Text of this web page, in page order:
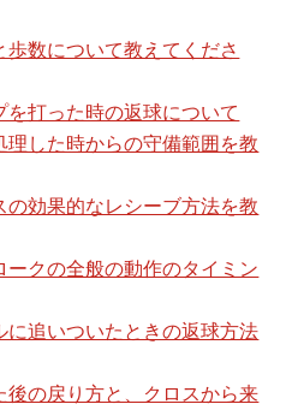
数について教えてくださ
を打った時の返球について
理した時からの守備範囲を教
の効果的なレシーブ方法を教
ークの全般の動作のタイミン
に追いついたときの返球方法
後の戻り方と、クロスから来